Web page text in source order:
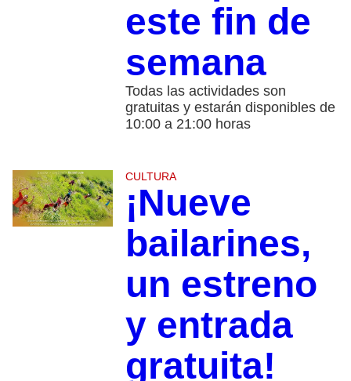
este fin de
semana
Todas las actividades son
gratuitas y estarán disponibles de
10:00 a 21:00 horas
CULTURA
¡Nueve
bailarines,
un estreno
y entrada
gratuita!